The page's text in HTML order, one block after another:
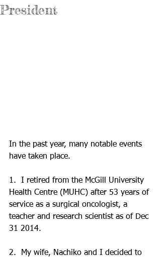
President
In the past year, many notable events
have taken place.
1.  I retired from the McGill University
Health Centre (MUHC) after 53 years of
service as a surgical oncologist, a
teacher and research scientist as of Dec
31 2014.
2.  My wife, Nachiko and I decided to